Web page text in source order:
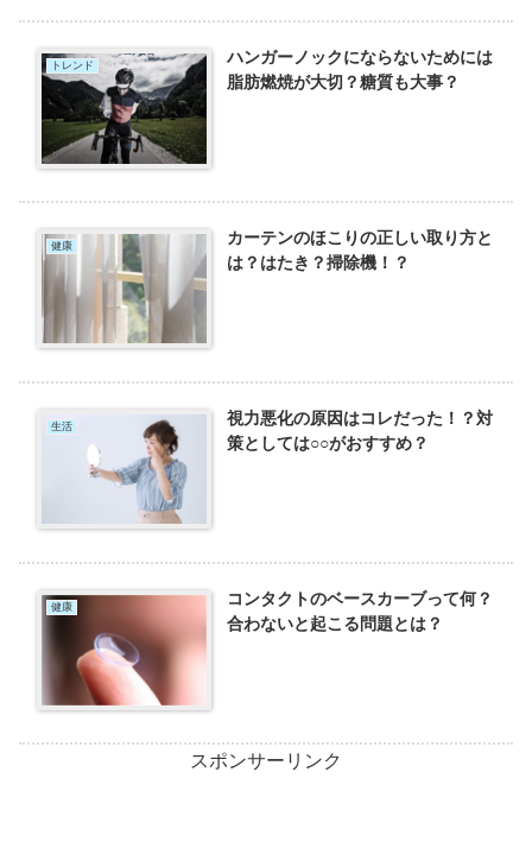
トレンド
ハンガーノックにならないためには
脂肪燃焼が大切？糖質も大事？
健康
カーテンのほこりの正しい取り方と
は？はたき？掃除機！？
生活
視力悪化の原因はコレだった！？対
策としては○○がおすすめ？
健康
コンタクトのベースカーブって何？
合わないと起こる問題とは？
スポンサーリンク